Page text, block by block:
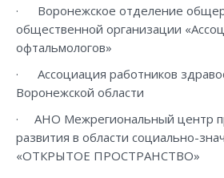
· Воронежское отделение
общественной организации
офтальмологов»
· Ассоциация работников
Воронежской области
· АНО Межрегиональный центр
развития в области социально-
«ОТКРЫТОЕ ПРОСТРАНСТВО»